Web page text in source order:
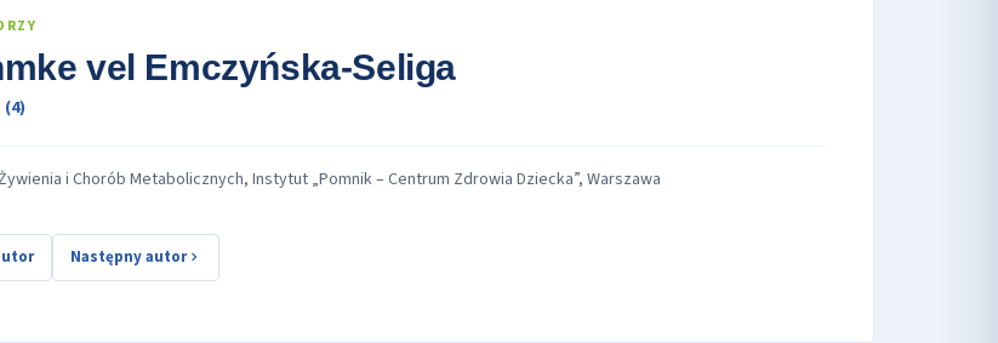
vel Emczyńska-Seliga
i Chorób Metabolicznych, Instytut „Pomnik – Centrum Zdrowia Dziecka”, Warszawa
Następny autor